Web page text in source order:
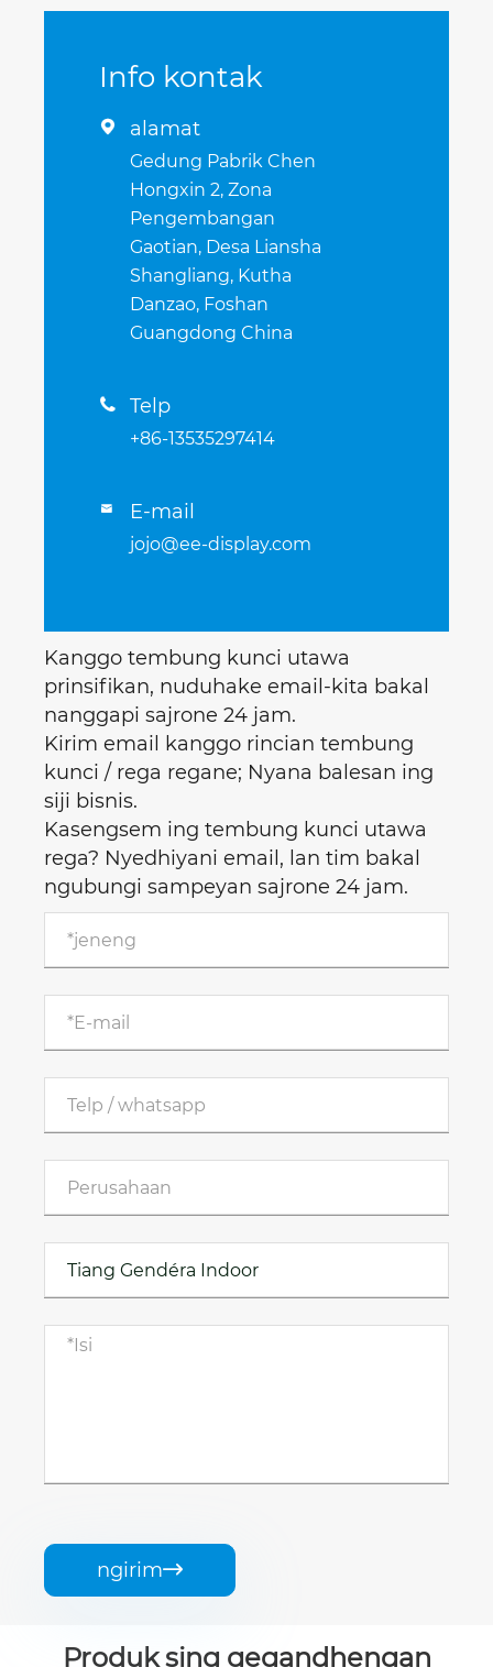
Info kontak
 alamat
Gedung Pabrik Chen
Hongxin 2, Zona
Pengembangan
Gaotian, Desa Liansha
Shangliang, Kutha
Danzao, Foshan
Guangdong China
 Telp
+86-13535297414
 E-mail
jojo@ee-display.com
Kanggo tembung kunci utawa
prinsifikan, nuduhake email-kita bakal
nanggapi sajrone 24 jam.
Kirim email kanggo rincian tembung
kunci / rega regane; Nyana balesan ing
siji bisnis.
Kasengsem ing tembung kunci utawa
rega? Nyedhiyani email, lan tim bakal
ngubungi sampeyan sajrone 24 jam.
ngirim
Produk sing gegandhengan